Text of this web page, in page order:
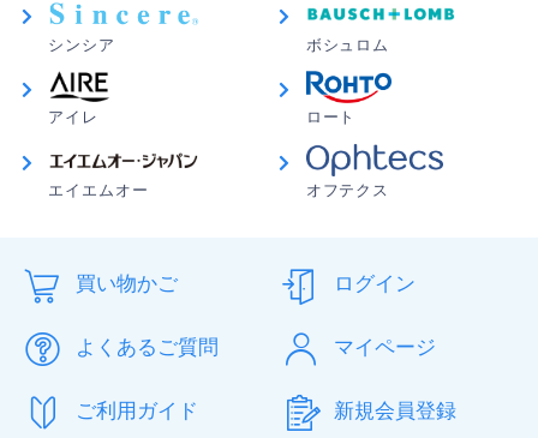
シンシア ボシュロム
アイレ ロート
エイエムオー オフテクス
買い物かご
よくあるご質問
ご利用ガイド
ログイン
マイページ
新規会員登録